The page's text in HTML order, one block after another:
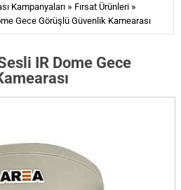
Kampanyaları » Fırsat Ürünleri »
Gece Görüşlü Güvenlik Kamearası
IR Dome Gece